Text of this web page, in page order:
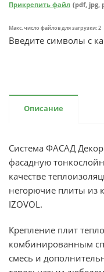
Прикрепить файл (pdf, jpg,
Макс. число файлов для загрузки: 2
Введите символы с
Описание
Система ФАСАД Декор
фасадную
качестве
негорючие плиты из
IZOVOL.
Крепление плит
комбинированным
смесь и